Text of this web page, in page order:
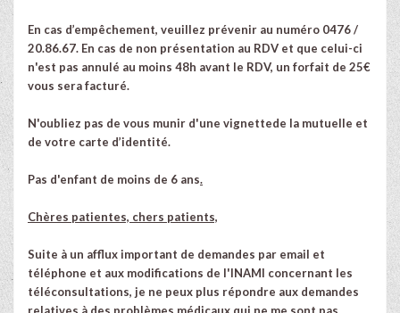
En cas d’empêchement, veuillez prévenir au numéro 0476 /
20.86.67. En cas de non présentation au RDV et que celui-ci
n'est pas annulé au moins 48h avant le RDV, un forfait de 25€
vous sera facturé.
N'oubliez pas de vous munir d'une vignettede la mutuelle et
de votre carte d’identité.
Pas d'enfant de moins de 6 ans.
Chères patientes, chers patients,
Suite à un afflux important de demandes par email et
téléphone et aux modifications de l'INAMI concernant les
téléconsultations, je ne peux plus répondre aux demandes
relatives à des problèmes médicaux qui ne me sont pas